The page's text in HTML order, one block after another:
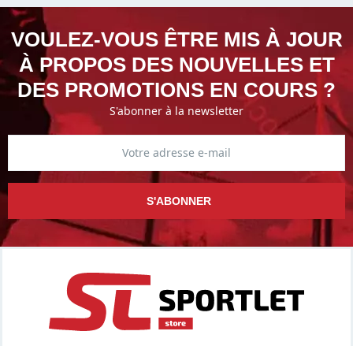
VOULEZ-VOUS ÊTRE MIS À JOUR
À PROPOS DES NOUVELLES ET
DES PROMOTIONS EN COURS ?
S'abonner à la newsletter
S'ABONNER